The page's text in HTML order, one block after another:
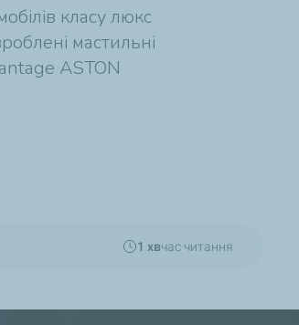
класу люкс
мастильні
ASTON
1 хвчас читання